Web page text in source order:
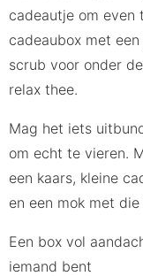
cadeautje om even
cadeaubox met
scrub voor onder
relax thee.
Mag het iets
om echt te vieren.
een kaars, kleine
en een mok met
Een box vol
iemand bent